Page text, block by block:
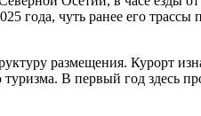
года, чуть ранее его
размещения. Курорт
В первый год здесь